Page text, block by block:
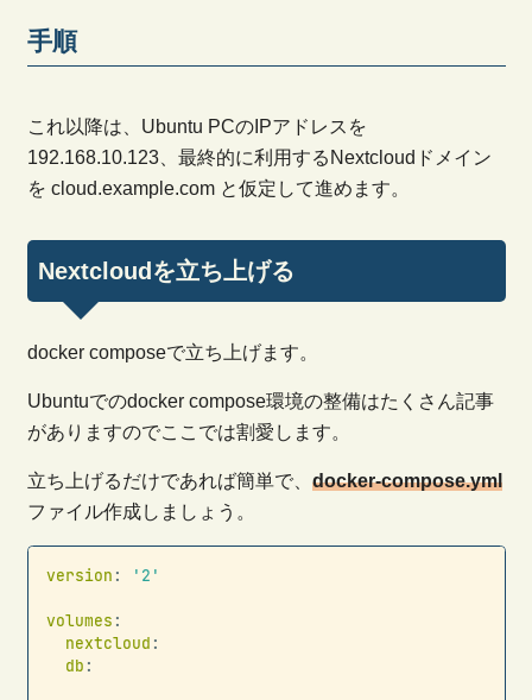
手順
これ以降は、Ubuntu PCのIPアドレスを
192.168.10.123、最終的に利用するNextcloudドメイン
を cloud.example.com と仮定して進めます。
Nextcloudを立ち上げる
docker composeで立ち上げます。
Ubuntuでのdocker compose環境の整備はたくさん記事
がありますのでここでは割愛します。
立ち上げるだけであれば簡単で、 docker-compose.yml
ファイル作成しましょう。
version : '2'
volumes :
nextcloud :
db :